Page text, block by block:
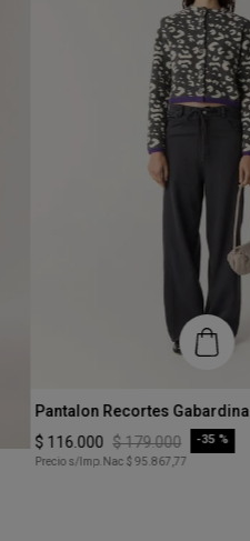
XS
Pantalon Recortes Gabardina
$ 116 000 $179.000 -35 %
Precio s/Imp.Nac $ 95.867,77